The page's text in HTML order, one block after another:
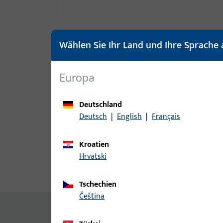
Wählen Sie Ihr Land und Ihre Sprache
Europa
Deutschland
Deutsch | English | Français
Kroatien
Hrvatski
Tschechien
čeština